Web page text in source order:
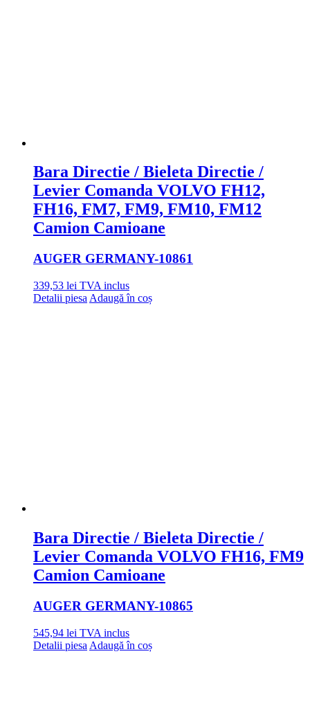
Bara Directie / Bieleta Directie /
Levier Comanda VOLVO FH12,
FH16, FM7, FM9, FM10, FM12
Camion Camioane
AUGER GERMANY-10861
339,53 lei TVA inclus
Detalii piesa Adaugă în coș
Bara Directie / Bieleta Directie /
Levier Comanda VOLVO FH16, FM9
Camion Camioane
AUGER GERMANY-10865
545,94 lei TVA inclus
Detalii piesa Adaugă în coș